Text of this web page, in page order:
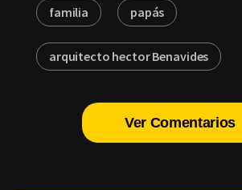
familia papás
arquitecto hector Benavides
Ver Comentarios